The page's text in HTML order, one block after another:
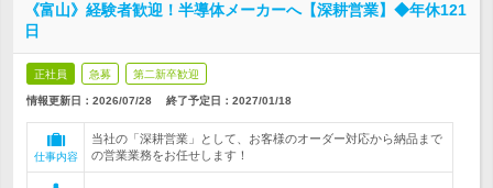
《富山》経験者歓迎！半導体メーカーへ【深耕営業】◆年休121
日
正社員 急募 第二新卒歓迎
情報更新日：2026/07/28 終了予定日： 2027/01/18
仕事内容
当社の「深耕営業」として、お客様のオーダー対応から納品まで
の営業業務をお任せします！